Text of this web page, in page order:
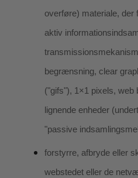
overføre) materiale, der
aktiv
begrænsning, clear
("gifs"), 1×1 pixels, web
lignende enheder
"passive
forstyrre, afbryde eller
webstedet eller de